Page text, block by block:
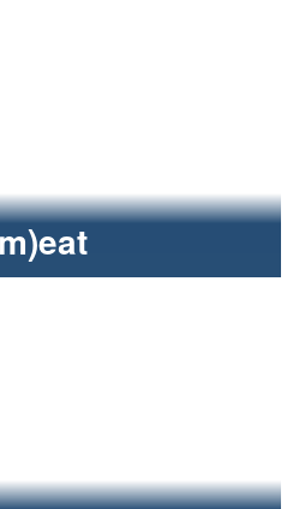
can (m)eat